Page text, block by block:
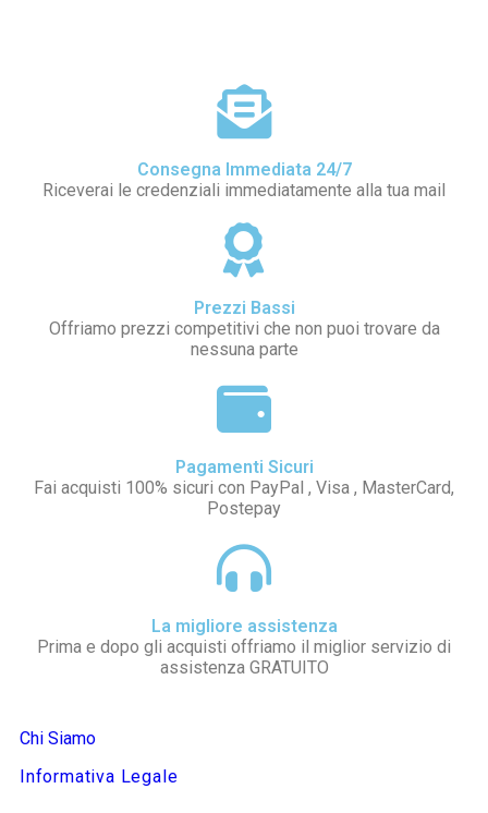
Ottobre 5, 2023
Consegna Immediata 24/7
Riceverai le credenziali immediatamente alla tua mail
Prezzi Bassi
Offriamo prezzi competitivi che non puoi trovare da
nessuna parte
Pagamenti Sicuri
Fai acquisti 100% sicuri con PayPal , Visa , MasterCard,
Postepay
La migliore assistenza
Prima e dopo gli acquisti offriamo il miglior servizio di
assistenza GRATUITO
Chi Siamo
Informativa Legale